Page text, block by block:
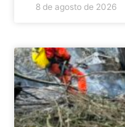
8 de agosto de 2026